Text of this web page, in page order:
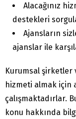
Alacağınız
destekleri
Ajansların
ajanslar ile
Kurumsal şirketler
hizmeti almak için
çalışmaktadırlar.
konu hakkında